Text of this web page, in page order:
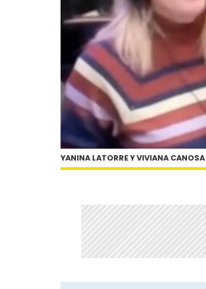
YANINA LATORRE Y VIVIANA CANOSA